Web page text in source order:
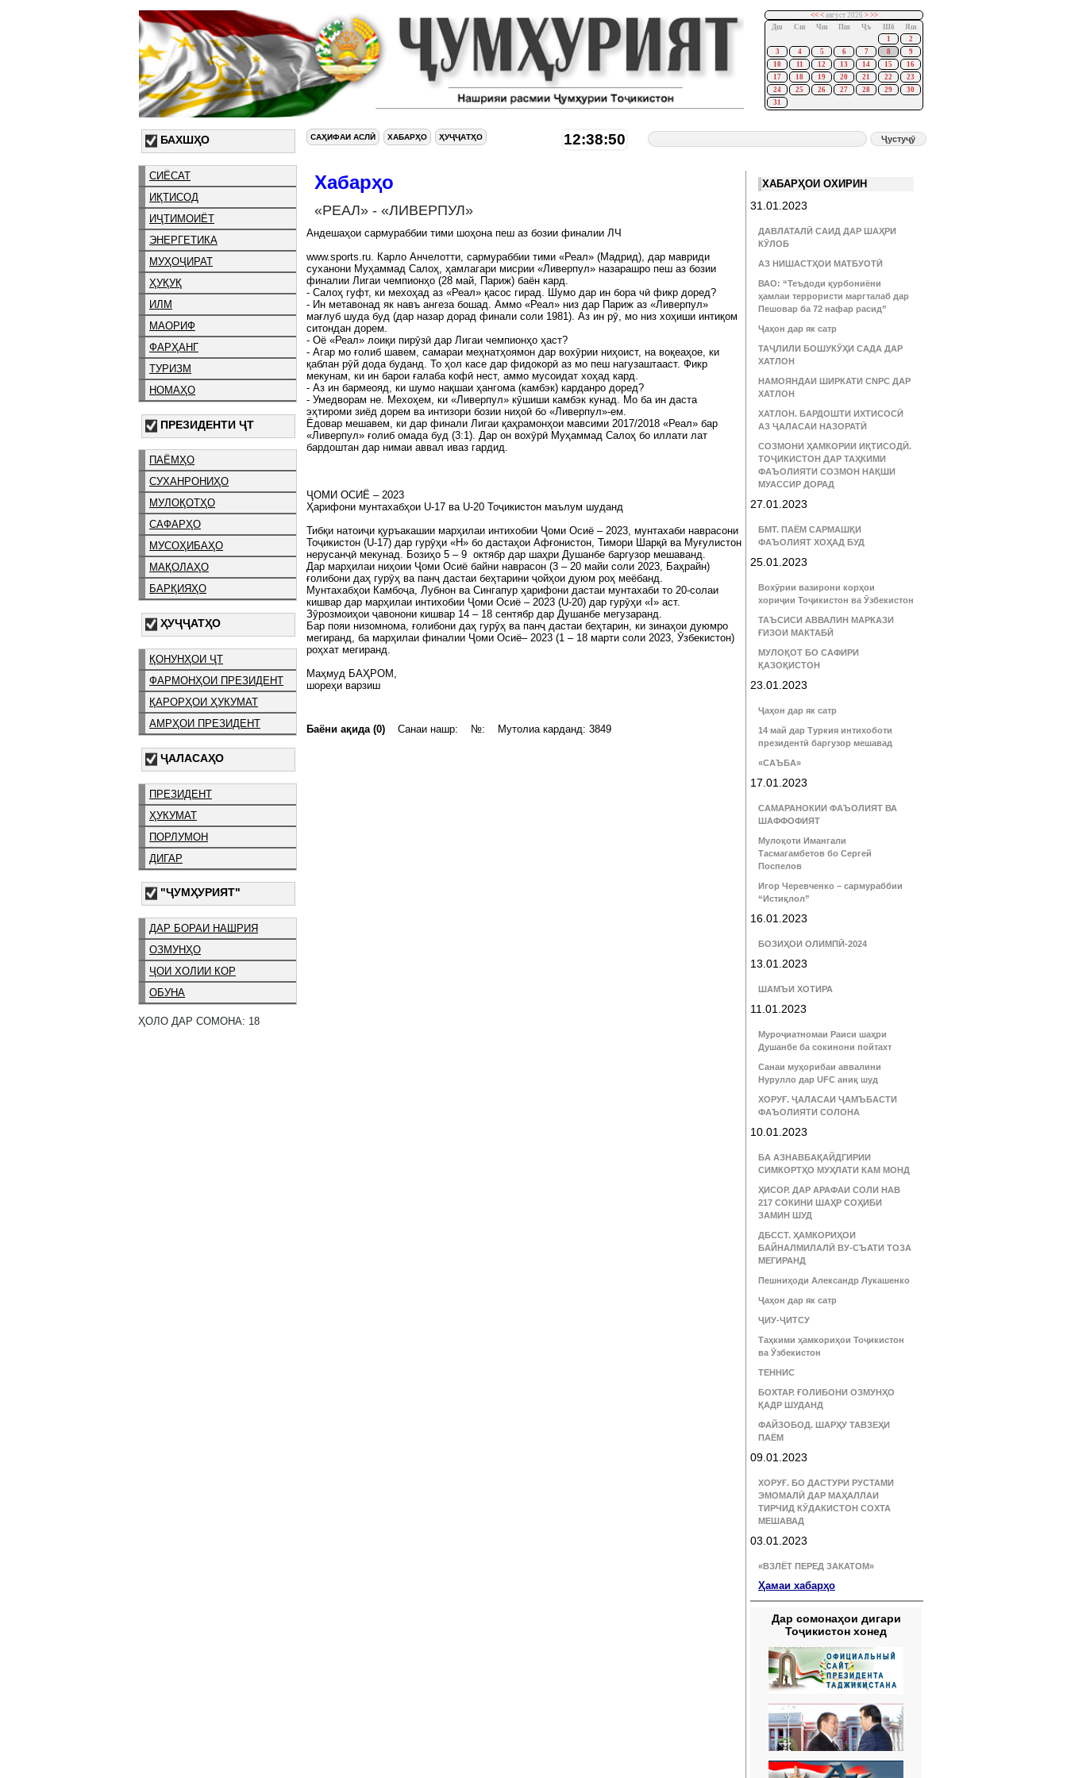
<< <август 2026 > >>
Дш
Сш Чш Пш Ҷъ Шб
Яш
1
2
3
4 5 6 7 8
9
10
11 12 13 14 15
16
17
18 19 20 21 22
23
24
25 26 27 28 29
30
31
БАХШҲО
СИЁСАТ
ИҚТИСОД
ИҶТИМОИЁТ
ЭНЕРГЕТИКА
МУҲОҶИРАТ
ҲУҚУҚ
ИЛМ
МАОРИФ
ФАРҲАНГ
ТУРИЗМ
НОМАҲО
ПРЕЗИДЕНТИ ҶТ
ПАЁМҲО
СУХАНРОНИҲО
МУЛОҚОТҲО
САФАРҲО
МУСОҲИБАҲО
МАҚОЛАҲО
БАРҚИЯҲО
ҲУҶҶАТҲО
ҚОНУНҲОИ ҶТ
ФАРМОНҲОИ ПРЕЗИДЕНТ
ҚАРОРҲОИ ҲУКУМАТ
АМРҲОИ ПРЕЗИДЕНТ
ҶАЛАСАҲО
ПРЕЗИДЕНТ
ҲУКУМАТ
ПОРЛУМОН
ДИГАР
"ҶУМҲУРИЯТ"
ДАР БОРАИ НАШРИЯ
ОЗМУНҲО
ҶОИ ХОЛИИ КОР
ОБУНА
ҲОЛО ДАР СОМОНА: 18
САҲИФАИ АСЛӢ ХАБАРҲО ҲУҶҶАТҲО 12:38:50
Хабарҳо
«РЕАЛ» - «ЛИВЕРПУЛ»
Андешаҳои сармураббии тими шоҳона пеш аз бозии финалии ЛЧ
www.sports.ru. Карло Анчелотти, сармураббии тими «Реал» (Мадрид), дар мавриди
суханони Муҳаммад Салоҳ, ҳамлагари мисрии «Ливерпул» назарашро пеш аз бозии
финалии Лигаи чемпионҳо (28 май, Париж) баён кард.
- Салоҳ гуфт, ки мехоҳад аз «Реал» қасос гирад. Шумо дар ин бора чӣ фикр доред?
- Ин метавонад як навъ ангеза бошад. Аммо «Реал» низ дар Париж аз «Ливерпул»
мағлуб шуда буд (дар назар дорад финали соли 1981). Аз ин рӯ, мо низ хоҳиши интиқом
ситондан дорем.
- Оё «Реал» лоиқи пирӯзӣ дар Лигаи чемпионҳо ҳаст?
- Агар мо ғолиб шавем, самараи меҳнатҳоямон дар вохӯрии ниҳоист, на воқеаҳое, ки
қаблан рӯй дода буданд. То ҳол касе дар фидокорӣ аз мо пеш нагузаштааст. Фикр
мекунам, ки ин барои ғалаба кофӣ нест, аммо мусоидат хоҳад кард.
- Аз ин бармеояд, ки шумо нақшаи ҳангома (камбэк) карданро доред?
- Умедворам не. Мехоҳем, ки «Ливерпул» кӯшиши камбэк кунад. Мо ба ин даста
эҳтироми зиёд дорем ва интизори бозии ниҳоӣ бо «Ливерпул»-ем.
Ёдовар мешавем, ки дар финали Лигаи қаҳрамонҳои мавсими 2017/2018 «Реал» бар
«Ливерпул» ғолиб омада буд (3:1). Дар он вохӯрӣ Муҳаммад Салоҳ бо иллати лат
бардоштан дар нимаи аввал иваз гардид.
ҶОМИ ОСИЁ – 2023
Ҳарифони мунтахабҳои U-17 ва U-20 Тоҷикистон маълум шуданд
Тибқи натоиҷи қуръакашии марҳилаи интихобии Ҷоми Осиё – 2023, мунтахаби наврасони
Тоҷикистон (U-17) дар гурӯҳи «H» бо дастаҳои Афғонистон, Тимори Шарқӣ ва Муғулистон
нерусанҷӣ мекунад. Бозиҳо 5 – 9 октябр дар шаҳри Душанбе баргузор мешаванд.
Дар марҳилаи ниҳоии Ҷоми Осиё байни наврасон (3 – 20 майи соли 2023, Баҳрайн)
ғолибони даҳ гурӯҳ ва панҷ дастаи беҳтарини ҷойҳои дуюм роҳ меёбанд.
Мунтахабҳои Камбоҷа, Лубнон ва Сингапур ҳарифони дастаи мунтахаби то 20-солаи
кишвар дар марҳилаи интихобии Ҷоми Осиё – 2023 (U-20) дар гурӯҳи «I» аст.
Зӯрозмоиҳои ҷавонони кишвар 14 – 18 сентябр дар Душанбе мегузаранд.
Бар пояи низомнома, ғолибони даҳ гурӯҳ ва панҷ дастаи беҳтарин, ки зинаҳои дуюмро
мегиранд, ба марҳилаи финалии Ҷоми Осиё– 2023 (1 – 18 марти соли 2023, Ӯзбекистон)
роҳхат мегиранд.
Маҳмуд БАҲРОМ,
шореҳи варзиш
Баёни ақида (0) Санаи нашр: №: Мутолиа карданд: 3849
ХАБАРҲОИ ОХИРИН
31.01.2023
ДАВЛАТАЛӢ САИД ДАР ШАҲРИ
КӮЛОБ
АЗ НИШАСТҲОИ МАТБУОТӢ
ВАО: “Теъдоди қурбониёни
ҳамлаи террористи маргталаб дар
Пешовар ба 72 нафар расид”
Ҷаҳон дар як сатр
ТАҶЛИЛИ БОШУКӮҲИ САДА ДАР
ХАТЛОН
НАМОЯНДАИ ШИРКАТИ CNPC ДАР
ХАТЛОН
ХАТЛОН. БАРДОШТИ ИХТИСОСӢ
АЗ ҶАЛАСАИ НАЗОРАТӢ
СОЗМОНИ ҲАМКОРИИ ИҚТИСОДӢ.
ТОҶИКИСТОН ДАР ТАҲКИМИ
ФАЪОЛИЯТИ СОЗМОН НАҚШИ
МУАССИР ДОРАД
27.01.2023
БМТ. ПАЁМ САРМАШҚИ
ФАЪОЛИЯТ ХОҲАД БУД
25.01.2023
Вохӯрии вазирони корҳои
хориҷии Тоҷикистон ва Ӯзбекистон
ТАЪСИСИ АВВАЛИН МАРКАЗИ
ҒИЗОИ МАКТАБӢ
МУЛОҚОТ БО САФИРИ
ҚАЗОҚИСТОН
23.01.2023
Ҷаҳон дар як сатр
14 май дар Туркия интихоботи
президентӣ баргузор мешавад
«САЪБА»
17.01.2023
САМАРАНОКИИ ФАЪОЛИЯТ ВА
ШАФФОФИЯТ
Мулоқоти Имангали
Тасмагамбетов бо Сергей
Поспелов
Игор Черевченко – сармураббии
“Истиқлол”
16.01.2023
БОЗИҲОИ ОЛИМПӢ-2024
13.01.2023
ШАМЪИ ХОТИРА
11.01.2023
Муроҷиатномаи Раиси шаҳри
Душанбе ба сокинони пойтахт
Санаи муҳорибаи аввалини
Нурулло дар UFC аниқ шуд
ХОРУҒ. ҶАЛАСАИ ҶАМЪБАСТИ
ФАЪОЛИЯТИ СОЛОНА
10.01.2023
БА АЗНАВБАҚАЙДГИРИИ
СИМКОРТҲО МУҲЛАТИ КАМ МОНД
ҲИСОР. ДАР АРАФАИ СОЛИ НАВ
217 СОКИНИ ШАҲР СОҲИБИ
ЗАМИН ШУД
ДБССТ. ҲАМКОРИҲОИ
БАЙНАЛМИЛАЛӢ ВУ-СЪАТИ ТОЗА
МЕГИРАНД
Пешниҳоди Александр Лукашенко
Ҷаҳон дар як сатр
ҶИУ-ҶИТСУ
Таҳкими ҳамкориҳои Тоҷикистон
ва Ӯзбекистон
ТЕННИС
БОХТАР. ҒОЛИБОНИ ОЗМУНҲО
ҚАДР ШУДАНД
ФАЙЗОБОД. ШАРҲУ ТАВЗЕҲИ
ПАЁМ
09.01.2023
ХОРУҒ. БО ДАСТУРИ РУСТАМИ
ЭМОМАЛӢ ДАР МАҲАЛЛАИ
ТИРЧИД КӮДАКИСТОН СОХТА
МЕШАВАД
03.01.2023
«ВЗЛЁТ ПЕРЕД ЗАКАТОМ»
Ҳамаи хабарҳо
Дар сомонаҳои дигари
Тоҷикистон хонед